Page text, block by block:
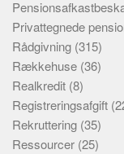
Privattegnede
Rådgivning (315)
Rækkehuse (36)
Realkredit (8)
Registreringsafgift
Rekruttering (35)
Ressourcer (25)